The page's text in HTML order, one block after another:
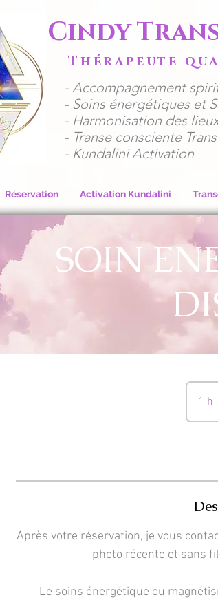
Cindy
Thérapeute
​- Accompagnement
​​- Soins énergétiques et
- Harmonisation des
- Transe consciente
- Kundalini Activation
Réservation Activation Kundalini
SOIN
1 h
Après votre réservation, je vous
photo récente et sans
Le soins énergétique ou